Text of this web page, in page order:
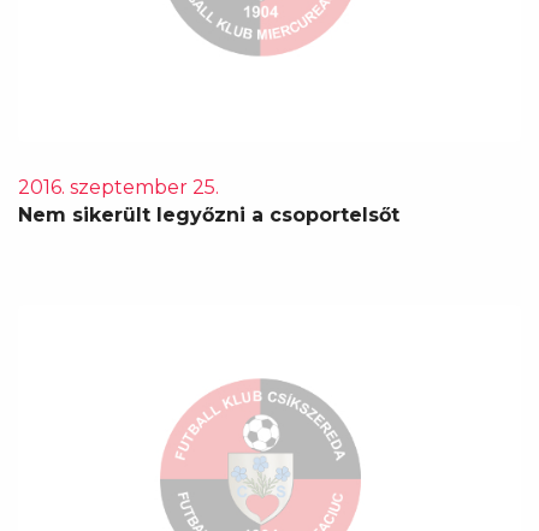
2016. szeptember 25.
Nem sikerült legyőzni a csoportelsőt